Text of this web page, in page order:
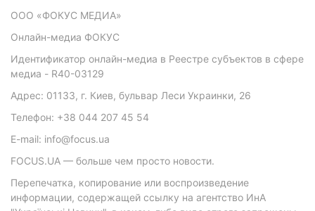
ООО «ФОКУС МЕДИА»
Онлайн-медиа ФОКУС
Идентификатор онлайн-медиа в Реестре субъектов в сфере
медиа - R40-03129
Адрес: 01133, г. Киев, бульвар Леси Украинки, 26
Телефон: +38 044 207 45 54
E-mail: info@focus.ua
FOCUS.UA — больше чем просто новости.
Перепечатка, копирование или воспроизведение
информации, содержащей ссылку на агентство ИнА